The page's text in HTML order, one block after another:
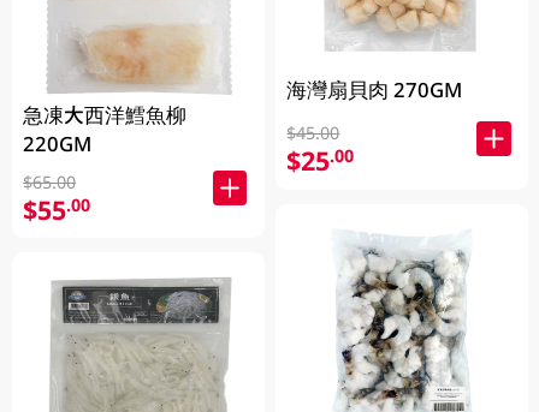
急凍大西洋鱈魚柳
220GM
$65.00
$55.00
海灣扇貝肉 270GM
$45.00
$25.00